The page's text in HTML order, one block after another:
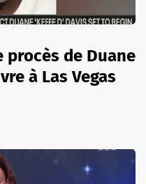
procès de Duane
à Las Vegas